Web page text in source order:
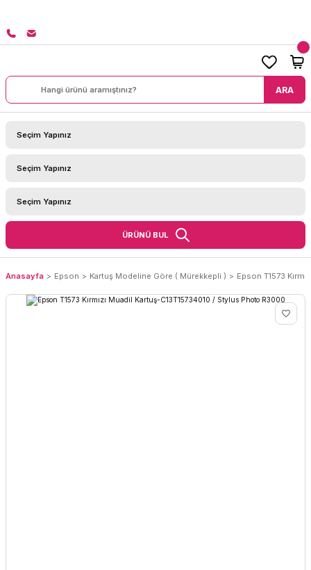
ARA
ÜRÜNÜ BUL
Anasayfa Epson Kartuş Modeline Göre ( Mürekkepli ) Epson T1573